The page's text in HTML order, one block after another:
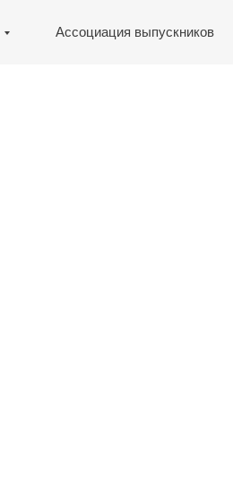
Ассоциация выпускников